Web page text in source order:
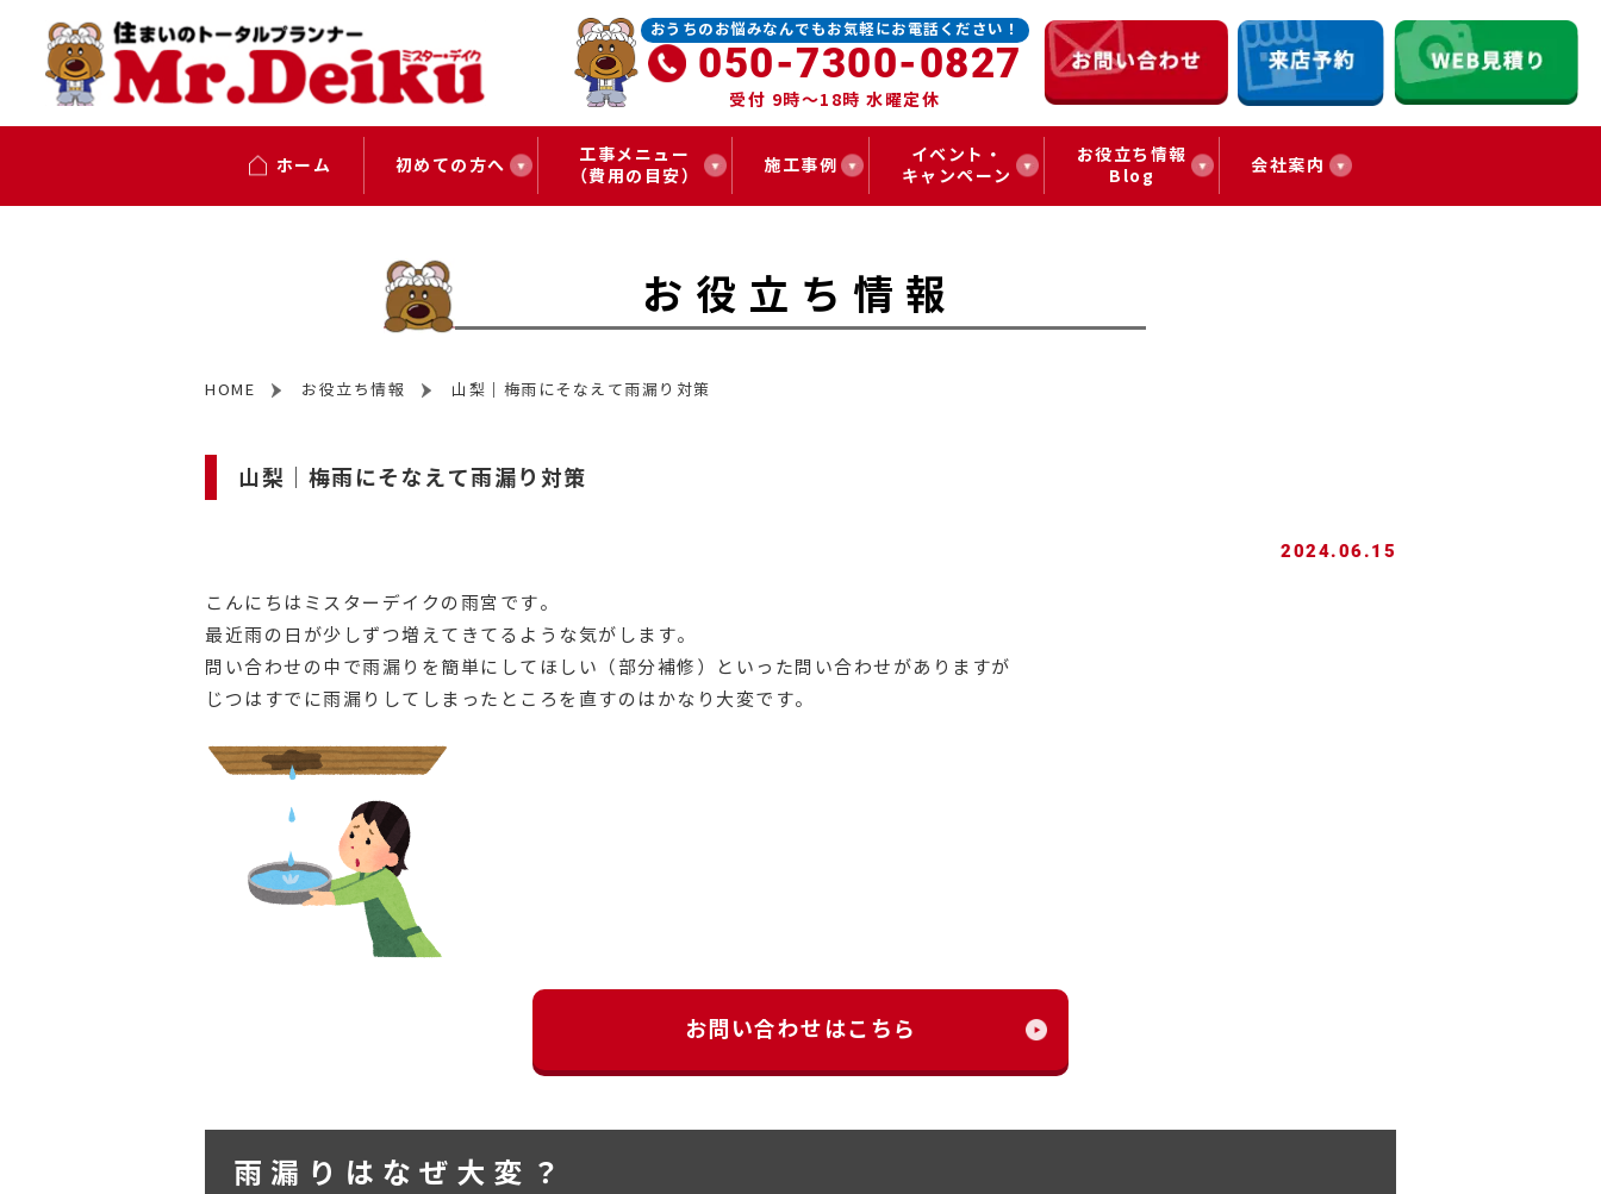
おうちのお悩みなんでもお気軽にお電話ください！
050-7300-0827
受付 9時～18時 水曜定休
ホーム 初めての方へ
工事メニュー
（費用の目安）
施工事例
イベント・
キャンペーン
お役立ち情報
Blog
会社案内
お役立ち情報
HOME お役立ち情報 山梨｜梅雨にそなえて雨漏り対策
山梨｜梅雨にそなえて雨漏り対策
2024.06.15
こんにちはミスターデイクの雨宮です。
最近雨の日が少しずつ増えてきてるような気がします。
問い合わせの中で雨漏りを簡単にしてほしい（部分補修）といった問い合わせがありますが
じつはすでに雨漏りしてしまったところを直すのはかなり大変です。
お問い合わせはこちら
雨漏りはなぜ大変？